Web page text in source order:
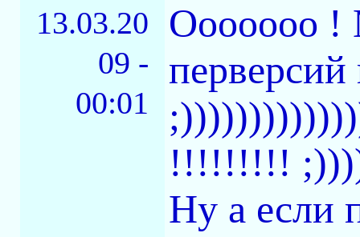
13.03.20
09 -
00:01
Ооооооо !
!!!!!!!!!
Ну а если